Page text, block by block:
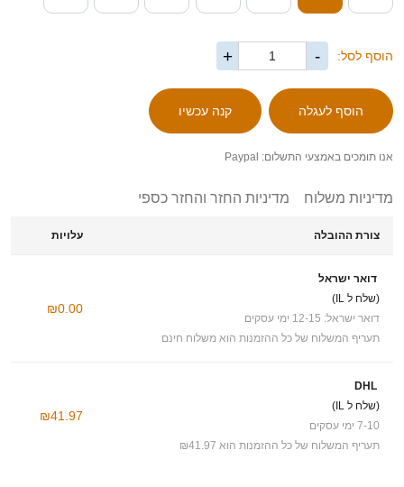
הוסף לסל: -
+
אנו תומכים באמצעי התשלום: Paypal
מדיניות משלוח מדיניות החזר והחזר כספי
צורת ההובלה עלויות
דואר ישראל
(שלח ל IL)
דואר ישראל: 12-15 ימי עסקים
תעריף המשלוח של כל ההזמנות הוא משלוח חינם
₪0.00
DHL
(שלח ל IL)
7-10 ימי עסקים
תעריף המשלוח של כל ההזמנות הוא ₪41.97
₪41.97